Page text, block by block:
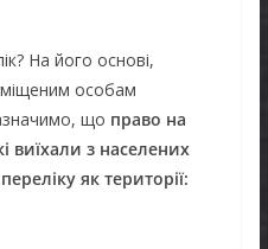
На його основі,
особам
що право на
виїхали з населених
як території: